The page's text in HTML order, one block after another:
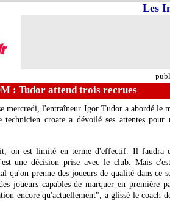
Les
: Tudor attend trois recrues
mercredi, l'entraîneur Igor Tudor a abordé le
croate a dévoilé ses attentes
on est limité en terme d'effectif. Il faudra
une décision prise avec le club. Mais
qu'on prenne des joueurs de qualité dans ce
joueurs capables de marquer en première
encore qu'actuellement", a glissé le coach